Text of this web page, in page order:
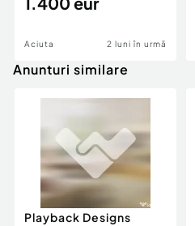
Aciuta 2 luni în urmă
Anunturi similare
Playback Designs